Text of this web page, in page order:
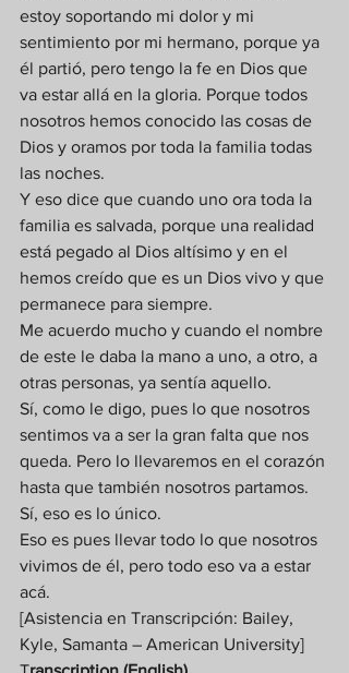
estoy soportando mi dolor y mi
sentimiento por mi hermano, porque ya
él partió, pero tengo la fe en Dios que
va estar allá en la gloria. Porque todos
nosotros hemos conocido las cosas de
Dios y oramos por toda la familia todas
las noches.
Y eso dice que cuando uno ora toda la
familia es salvada, porque una realidad
está pegado al Dios altísimo y en el
hemos creído que es un Dios vivo y que
permanece para siempre.
Me acuerdo mucho y cuando el nombre
de este le daba la mano a uno, a otro, a
otras personas, ya sentía aquello.
Sí, como le digo, pues lo que nosotros
sentimos va a ser la gran falta que nos
queda. Pero lo llevaremos en el corazón
hasta que también nosotros partamos.
Sí, eso es lo único.
Eso es pues llevar todo lo que nosotros
vivimos de él, pero todo eso va a estar
acá.
[Asistencia en Transcripción: Bailey,
Kyle, Samanta – American University]